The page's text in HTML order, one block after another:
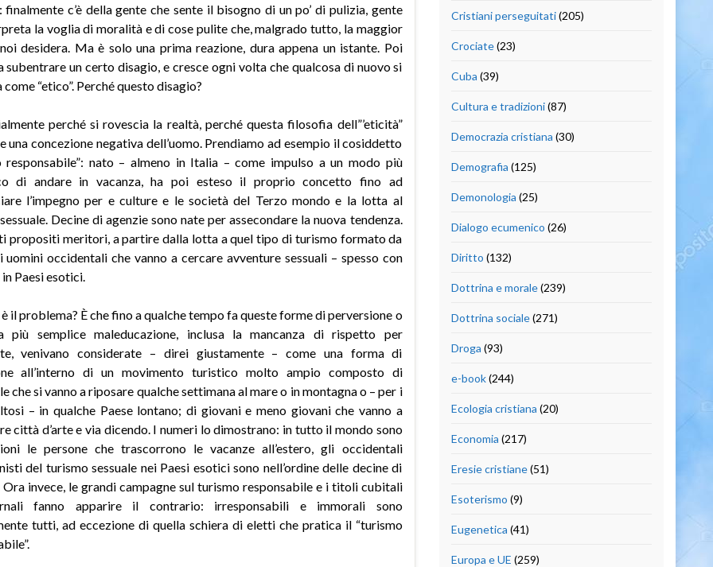
c’è della gente che sente il bisogno di un po’ di pulizia, gente
la voglia di moralità e di cose pulite che, malgrado tutto, la maggior
desidera. Ma è solo una prima reazione, dura appena un istante. Poi
subentrare un certo disagio, e cresce ogni volta che qualcosa di nuovo si
“etico”. Perché questo disagio?
perché si rovescia la realtà, perché questa filosofia dell”’eticità”
una concezione negativa dell’uomo. Prendiamo ad esempio il cosiddetto
responsabile”: nato – almeno in Italia – come impulso a un modo più
di andare in vacanza, ha poi esteso il proprio concetto fino ad
l’impegno per e culture e le società del Terzo mondo e la lotta al
Decine di agenzie sono nate per assecondare la nuova tendenza.
propositi meritori, a partire dalla lotta a quel tipo di turismo formato da
uomini occidentali che vanno a cercare avventure sessuali – spesso con
Paesi esotici.
il problema? È che fino a qualche tempo fa queste forme di perversione o
più semplice maleducazione, inclusa la mancanza di rispetto per
venivano considerate – direi giustamente – come una forma di
all’interno di un movimento turistico molto ampio composto di
che si vanno a riposare qualche settimana al mare o in montagna o – per i
– in qualche Paese lontano; di giovani e meno giovani che vanno a
città d’arte e via dicendo. I numeri lo dimostrano: in tutto il mondo sono
le persone che trascorrono le vacanze all’estero, gli occidentali
del turismo sessuale nei Paesi esotici sono nell’ordine delle decine di
Ora invece, le grandi campagne sul turismo responsabile e i titoli cubitali
fanno apparire il contrario: irresponsabili e immorali sono
tutti, ad eccezione di quella schiera di eletti che pratica il “turismo
Cristiani perseguitati(205)
Crociate(23)
Cuba (39)
Cultura e tradizioni(87)
Democrazia cristiana (30)
Demografia (125)
Demonologia (25)
Dialogo ecumenico (26)
Diritto (132)
Dottrina e morale(239)
Dottrina sociale(271)
Droga (93)
e-book(244)
Ecologia cristiana (20)
Economia (217)
Eresie cristiane(51)
Esoterismo (9)
Eugenetica (41)
Europa e UE (259)